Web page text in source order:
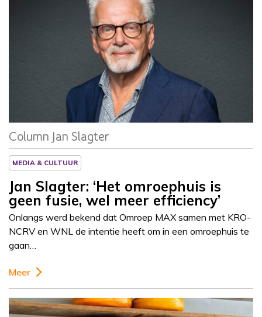
Column
Jan Slagter
Column Jan Slagter
MEDIA & CULTUUR
Jan Slagter: ‘Het omroephuis is
geen fusie, wel meer efficiency’
Onlangs werd bekend dat Omroep MAX samen met KRO-
NCRV en WNL de intentie heeft om in een omroephuis te
gaan…
Meer